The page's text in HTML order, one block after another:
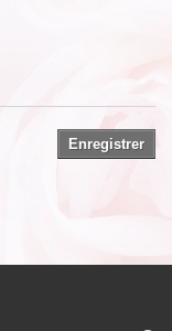
Enregistrer